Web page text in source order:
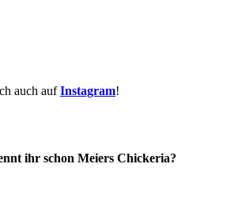
auch aufInstagram!
ihr schon Meiers Chickeria?